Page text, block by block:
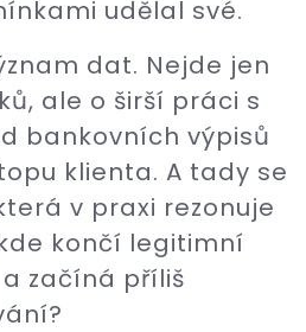
udělal své.
dat. Nejde jen
ale o širší práci s
bankovních výpisů
klienta. A tady se
v praxi rezonuje
končí legitimní
začíná příliš